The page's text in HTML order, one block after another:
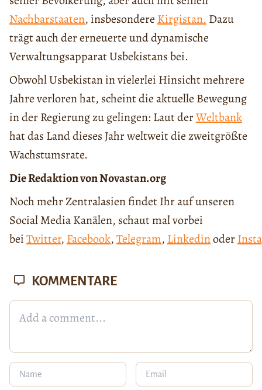
Nachbarstaaten, insbesondere Kirgistan. Dazu
trägt auch der erneuerte und dynamische
Verwaltungsapparat Usbekistans bei.
Obwohl Usbekistan in vielerlei Hinsicht mehrere
Jahre verloren hat, scheint die aktuelle Bewegung
in der Regierung zu gelingen: Laut derWeltbank
hat das Land dieses Jahr weltweit die zweitgrößte
Wachstumsrate.
Die Redaktion von Novastan.org
Noch mehr Zentralasien findet Ihr auf unseren
Social Media Kanälen, schaut mal vorbei
beiTwitter, Facebook,Telegram, Linkedinoder
KOMMENTARE